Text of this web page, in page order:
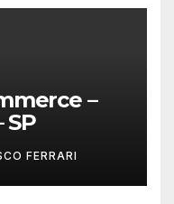
–
SP
FERRARI